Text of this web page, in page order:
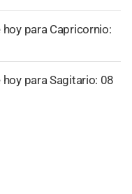
para Capricornio:
para Sagitario: 08